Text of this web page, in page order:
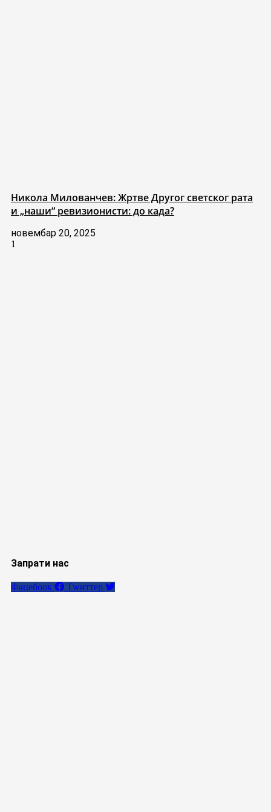
Никола Милованчев: Жртве Другог светског рата
и „наши“ ревизионисти: до када?
новембар 20, 2025
Запрати нас
Фацебоок Тwиттер